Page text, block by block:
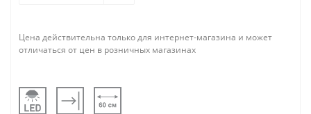
Цена действительна только для интернет-магазина и может
отличаться от цен в розничных магазинах